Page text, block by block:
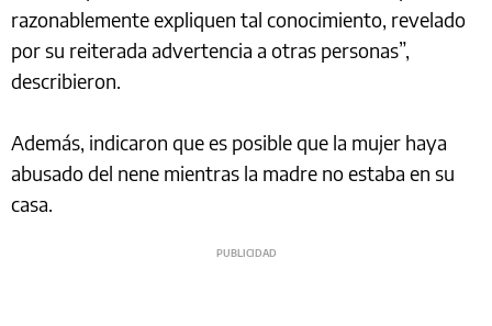
razonablemente expliquen tal conocimiento, revelado
por su reiterada advertencia a otras personas”,
describieron.
Además, indicaron que es posible que la mujer haya
abusado del nene mientras la madre no estaba en su
casa.